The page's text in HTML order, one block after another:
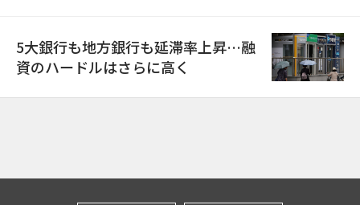
5大銀行も地方銀行も延滞率上昇…融
資のハードルはさらに高く